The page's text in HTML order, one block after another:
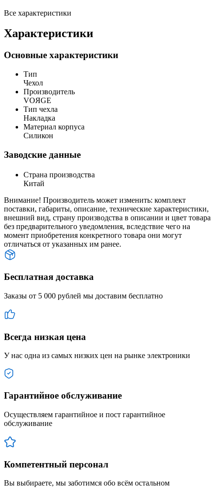
Все характеристики
Характеристики
Основные характеристики
Тип
Чехол
Производитель
VOЯGE
Тип чехла
Накладка
Материал корпуса
Силикон
Заводские данные
Страна производства
Китай
Внимание! Производитель может изменить: комплект
поставки, габариты, описание, технические характеристики,
внешний вид, страну производства в описании и цвет товара
без предварительного уведомления, вследствие чего на
момент приобретения конкретного товара они могут
отличаться от указанных им ранее.
Бесплатная доставка
Заказы от 5 000 рублей мы доставим бесплатно
Всегда низкая цена
У нас одна из самых низких цен на рынке электроники
Гарантийное обслуживание
Осуществляем гарантийное и пост гарантийное
обслуживание
Компетентный персонал
Вы выбираете, мы заботимся обо всём остальном